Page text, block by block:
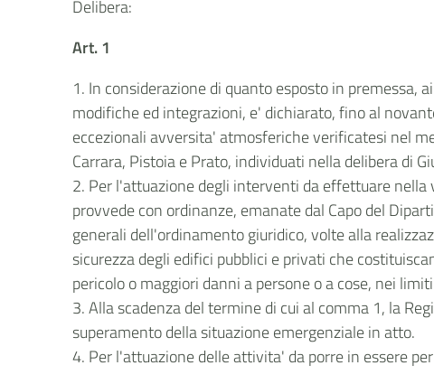
Delibera:
Art. 1
1. In considerazione di quanto esposto in
modifiche ed integrazioni, e' dichiarato, fino al
eccezionali avversita' atmosferiche verificatesi nel
Carrara, Pistoia e Prato, individuati nella delibera di
2. Per l'attuazione degli interventi da effettuare
provvede con ordinanze, emanate dal Capo del
generali dell'ordinamento giuridico, volte alla
sicurezza degli edifici pubblici e privati che
pericolo o maggiori danni a persone o a cose, nei
3. Alla scadenza del termine di cui al comma 1, la
superamento della situazione emergenziale in atto.
4. Per l'attuazione delle attivita' da porre in essere